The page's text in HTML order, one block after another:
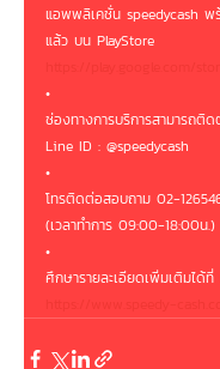
แอพพลิเคชั่น speedycash พ
แล้ว บน PlayStore
•
ช่องทางการบริการสามารถติ
Line ID : @speedycash
•
โทรติดต่อสอบถาม 02-
(เวลาทำการ 09:00-18:00น.)
•
ศึกษารายละเอียดเพิ่มเติมได้ที่